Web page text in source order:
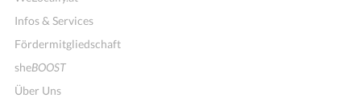
Infos & Services
Fördermitgliedschaft
sheBOOST
Über Uns